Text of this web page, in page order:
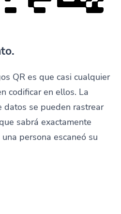
QR es que casi cualquier
codificar en ellos. La
datos se pueden rastrear
sabrá exactamente
persona escaneó su